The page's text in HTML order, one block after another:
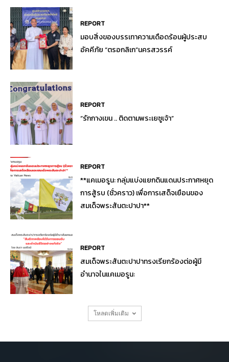
REPORT
มอบสิ่งของบรรเทาความเดือดร้อนผู้ประสบ
อัคคีภัย “ตรอกลิเก”นครสวรรค์
REPORT
“รักกางเขน .. ติดตามพระเยซูเจ้า”
REPORT
**แคเมอรูน: กลุ่มแบ่งแยกดินแดนประกาศหยุด
การสู้รบ (ชั่วคราว) เพื่อการเสด็จเยือนของ
สมเด็จพระสันตะปาปา**
REPORT
สมเด็จพระสันตะปาปาทรงเรียกร้องต่อผู้มี
อำนาจในแคเมอรูน:
โหลดเพิ่มเติม